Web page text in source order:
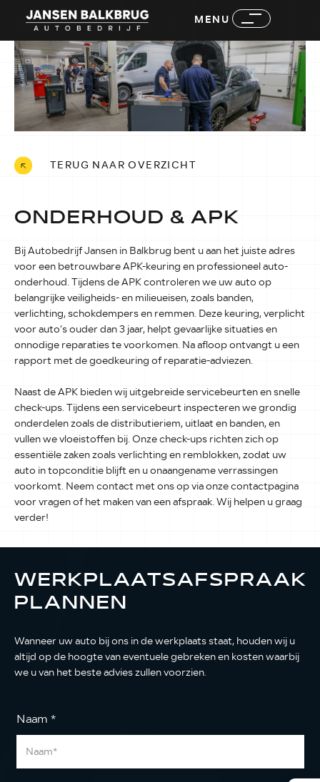
MENU
TERUG NAAR OVERZICHT
ONDERHOUD & APK
Bij Autobedrijf Jansen in Balkbrug bent u aan het juiste adres
voor een betrouwbare APK-keuring en professioneel auto-
onderhoud. Tijdens de APK controleren we uw auto op
belangrijke veiligheids- en milieueisen, zoals banden,
verlichting, schokdempers en remmen. Deze keuring, verplicht
voor auto’s ouder dan 3 jaar, helpt gevaarlijke situaties en
onnodige reparaties te voorkomen. Na afloop ontvangt u een
rapport met de goedkeuring of reparatie-adviezen.
Naast de APK bieden wij uitgebreide servicebeurten en snelle
check-ups. Tijdens een servicebeurt inspecteren we grondig
onderdelen zoals de distributieriem, uitlaat en banden, en
vullen we vloeistoffen bij. Onze check-ups richten zich op
essentiële zaken zoals verlichting en remblokken, zodat uw
auto in topconditie blijft en u onaangename verrassingen
voorkomt. Neem contact met ons op via onze contactpagina
voor vragen of het maken van een afspraak. Wij helpen u graag
verder!
WERKPLAATSAFSPRAAK
PLANNEN
Wanneer uw auto bij ons in de werkplaats staat, houden wij u
altijd op de hoogte van eventuele gebreken en kosten waarbij
we u van het beste advies zullen voorzien.
Naam *